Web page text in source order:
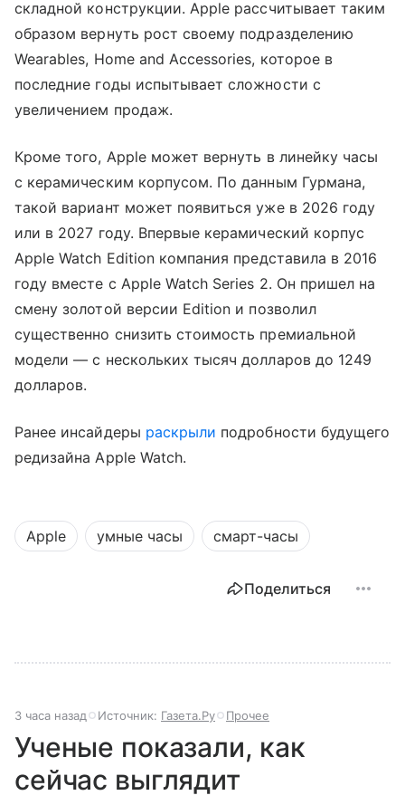
складной конструкции. Apple рассчитывает таким
образом вернуть рост своему подразделению
Wearables, Home and Accessories, которое в
последние годы испытывает сложности с
увеличением продаж.
Кроме того, Apple может вернуть в линейку часы
с керамическим корпусом. По данным Гурмана,
такой вариант может появиться уже в 2026 году
или в 2027 году. Впервые керамический корпус
Apple Watch Edition компания представила в 2016
году вместе с Apple Watch Series 2. Он пришел на
смену золотой версии Edition и позволил
существенно снизить стоимость премиальной
модели — с нескольких тысяч долларов до 1249
долларов.
Ранее инсайдеры раскрыли подробности будущего
редизайна Apple Watch.
Apple умные часы смарт-часы
Поделиться
3 часа назад Источник: Газета.Ру Прочее
Ученые показали, как
сейчас выглядит